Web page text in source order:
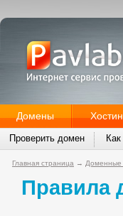
Домены
Проверить домен
Главная страница → Доменные
Правила